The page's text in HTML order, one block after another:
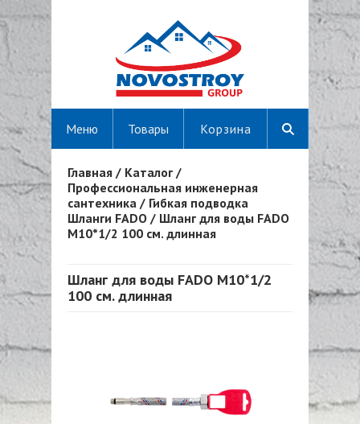
Корзина
Меню Товары
Вы здесь
Главная / Каталог /
Профессиональная инженерная
сантехника / Гибкая подводка
Шланги FADO / Шланг для воды FADO
M10*1/2 100 см. длинная
Шланг для воды FADO M10*1/2
100 см. длинная